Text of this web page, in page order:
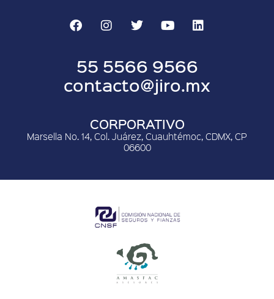
55 5566 9566
contacto@jiro.mx
CORPORATIVO
Marsella No. 14, Col. Juárez, Cuauhtémoc, CDMX, CP
06600